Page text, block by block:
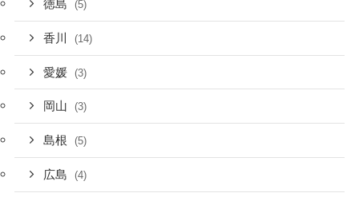
徳島 (5)
香川 (14)
愛媛 (3)
岡山 (3)
島根 (5)
広島 (4)